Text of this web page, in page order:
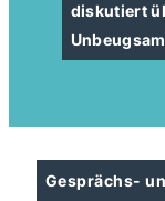
diskutiert
Gesprächs-